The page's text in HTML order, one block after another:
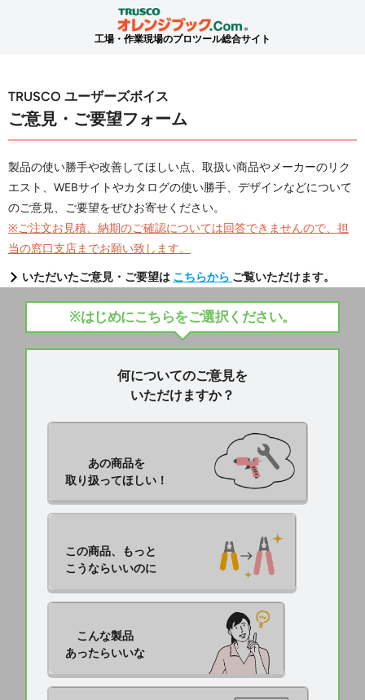
工場・作業現場のプロツール総合サイト
TRUSCO ユーザーズボイス
ご意見・ご要望フォーム
製品の使い勝手や改善してほしい点、取扱い商品やメーカーのリク
エスト、WEBサイトやカタログの使い勝手、デザインなどについて
のご意見、ご要望をぜひお寄せください。
※ご注文お見積、納期のご確認については回答できませんので、担
当の窓口支店までお願い致します。
いただいたご意見・ご要望は こちらから ご覧いただけます。
※はじめにこちらをご選択ください。
何についてのご意見を
いただけますか？
あの商品を
取り扱ってほしい！
この商品、もっと
こうならいいのに
こんな製品
あったらいいな